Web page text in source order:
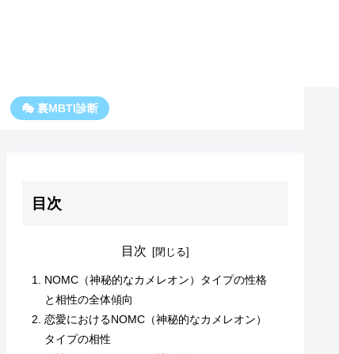
🎭 裏MBTI診断
目次
目次
NOMC（神秘的なカメレオン）タイプの性格
と相性の全体傾向
恋愛におけるNOMC（神秘的なカメレオン）
タイプの相性